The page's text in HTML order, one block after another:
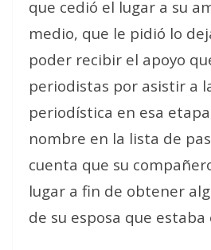
que cedió el lugar a su
medio, que le pidió lo
poder recibir el apoyo
periodistas por asistir a
periodística en esa
nombre en la lista de
cuenta que su
lugar a fin de obtener
de su esposa que estaba